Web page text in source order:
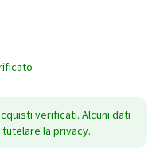
verificati. Alcuni dati
la privacy.